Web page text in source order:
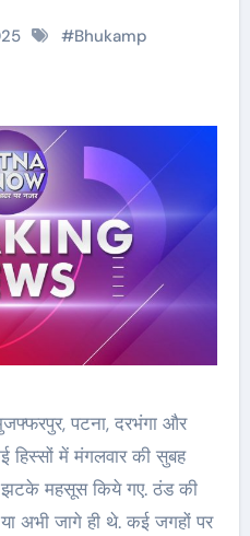
#Bhukamp
हिस्सों में मंगलवार की सुबह
महसूस किये गए. ठंड की
अभी जागे ही थे. कई जगहों पर